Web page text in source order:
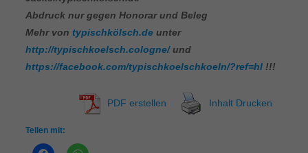
Abdruck nur gegen Honorar und Beleg
Mehr von typischkölsch.deunter
http://typischkoelsch.cologne/und
https://facebook.com/typischkoelschkoeln/?ref=hl!!!
PDF erstellen Inhalt Drucken
Teilen mit: